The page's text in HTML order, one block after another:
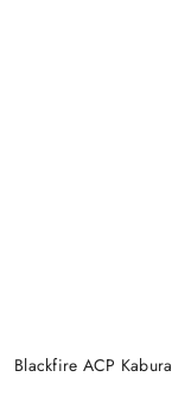
Blackfire ACP